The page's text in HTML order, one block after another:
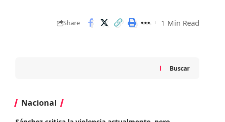
Share 1 Min Read
Buscar
Nacional